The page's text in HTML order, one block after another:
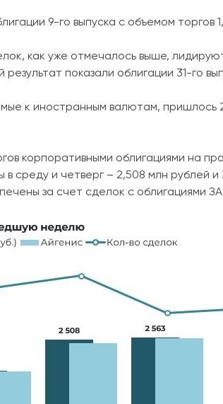
9-го выпуска с объемом торгов
как уже отмечалось выше,
показали облигации 31-го
к иностранным валютам, пришлось
корпоративными облигациями на
в среду и четверг – 2,508 млн рублей
за счет сделок с облигациями